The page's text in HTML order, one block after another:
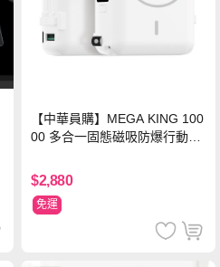
【中華員購】MEGA KING 100
00 多合一固態磁吸防爆行動電
$2,880
免運